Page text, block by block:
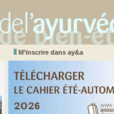
M’inscrire dans ay&a